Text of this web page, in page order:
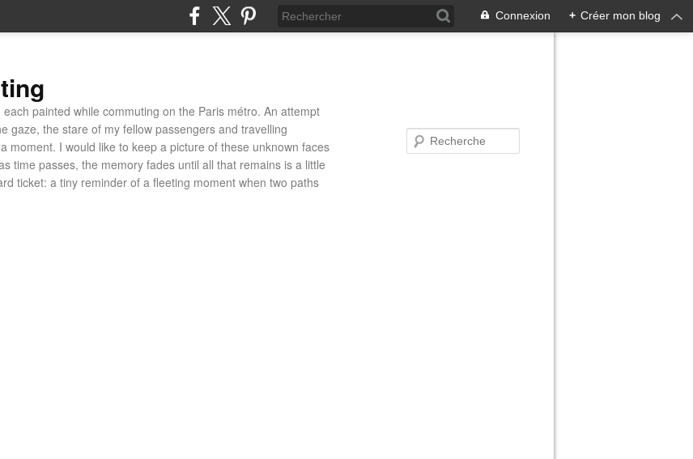
Connexion + Créer mon blog
painted while commuting on the Paris métro. An attempt
gaze, the stare of my fellow passengers and travelling
moment. I would like to keep a picture of these unknown faces
time passes, the memory fades until all that remains is a little
ticket: a tiny reminder of a fleeting moment when two paths